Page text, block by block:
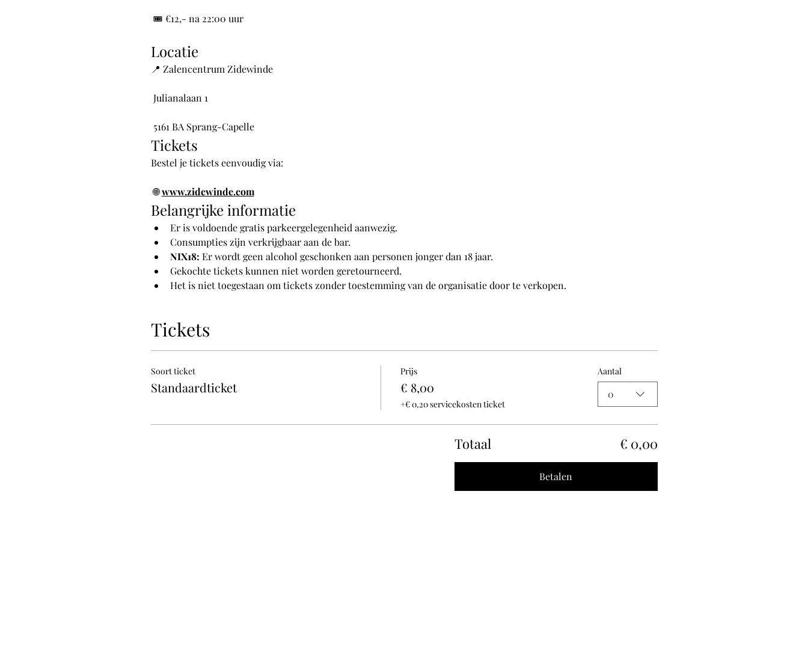
🎟️ €12,- na 22:00 uur
Locatie
📍 Zalencentrum Zidewinde
Julianalaan 1
5161 BA Sprang-Capelle
Tickets
Bestel je tickets eenvoudig via:
🌐 www.zidewinde.com
Belangrijke informatie
Er is voldoende gratis parkeergelegenheid aanwezig.
Consumpties zijn verkrijgbaar aan de bar.
NIX18: Er wordt geen alcohol geschonken aan personen jonger dan 18 jaar.
Gekochte tickets kunnen niet worden geretourneerd.
Het is niet toegestaan om tickets zonder toestemming van de organisatie door te verkopen.
Tickets
Soort ticket
Standaardticket
Prijs
€ 8,00
+€ 0,20 servicekosten ticket
Aantal
0
Totaal € 0,00
Betalen